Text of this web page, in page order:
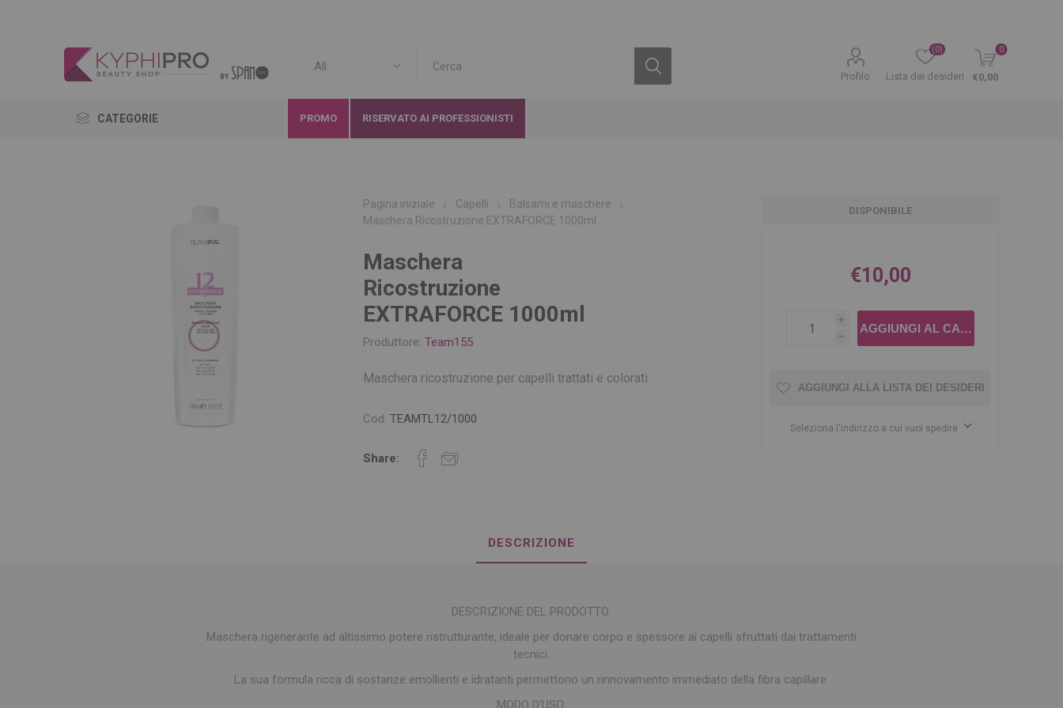
Profilo Lista dei desideri
(0) 0
€0,00
CATEGORIE PROMO RISERVATO AI PROFESSIONISTI
Pagina iniziale Capelli
Balsami e maschere
Maschera Ricostruzione EXTRAFORCE 1000ml
Maschera
Ricostruzione
EXTRAFORCE 1000ml
Produttore: Team155
Maschera ricostruzione per capelli trattati e colorati
Cod: TEAMTL12/1000
Share:
DISPONIBILE
€10,00
i
h
AGGIUNGI ALLA LISTA DEI DESIDERI
Seleziona l'indirizzo a cui vuoi spedire
DESCRIZIONE
DESCRIZIONE DEL PRODOTTO:
Maschera rigenerante ad altissimo potere ristrutturante, ideale per donare corpo e spessore ai capelli sfruttati dai trattamenti
tecnici.
La sua formula ricca di sostanze emollienti e idratanti permettono un rinnovamento immediato della fibra capillare.
MODO D'USO: